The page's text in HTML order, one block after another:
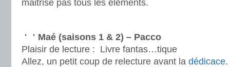
maitrise pas tous les éléments.
Maé (saisons 1 & 2) – Pacco
Plaisir de lecture : Livre fantas…tique
Allez, un petit coup de relecture avant la dédicace.